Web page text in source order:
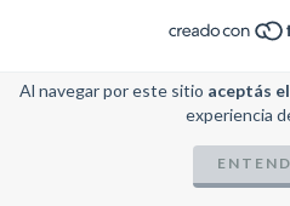
Al navegar por este sitio aceptás
experiencia